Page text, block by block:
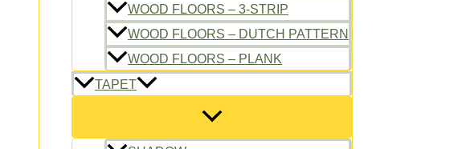
WOOD FLOORS – 3-STRIP
WOOD FLOORS – DUTCH PATTERN
WOOD FLOORS – PLANK
TAPET